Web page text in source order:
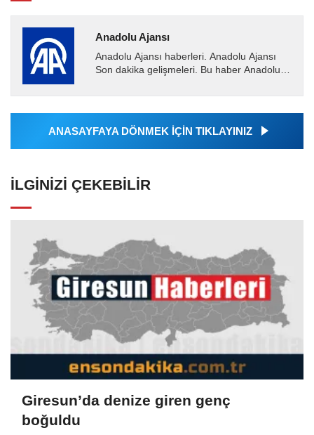
Anadolu Ajansı
Anadolu Ajansı haberleri. Anadolu Ajansı
Son dakika gelişmeleri. Bu haber Anadolu
Ajansı tarafından...
ANASAYFAYA DÖNMEK İÇİN TIKLAYINIZ
İLGINIZI ÇEKEBILIR
Giresun’da denize giren genç
boğuldu